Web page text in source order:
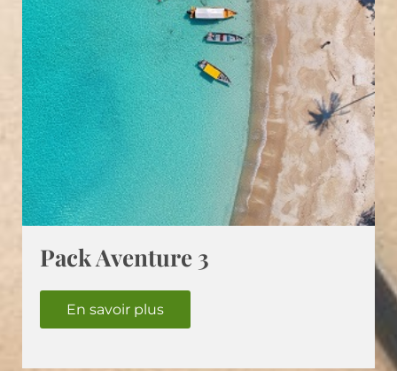
Pack Aventure 3
En savoir plus